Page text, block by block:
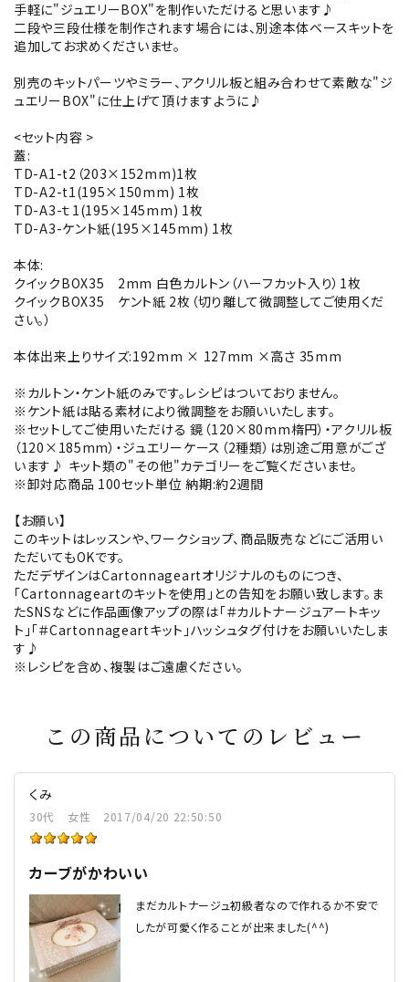
手軽に"ジュエリーBOX"を制作いただけると思います♪
二段や三段仕様を制作されます場合には、別途本体ベースキットを
追加してお求めくださいませ。
別売のキットパーツやミラー、アクリル板と組み合わせて素敵な"ジ
ュエリーBOX"に仕上げて頂けますように♪
<セット内容 >
蓋:
TD-A1-t2（203×152mm)1枚
TD-A2-t1(195×150mm) 1枚
TD-A3-ｔ1(195×145mm) 1枚
TD-A3-ケント紙(195×145mm) 1枚
本体:
クイックBOX35 2mm 白色カルトン（ハーフカット入り）1枚
クイックBOX35 ケント紙 2枚（切り離して微調整してご使用くだ
さい。）
本体出来上りサイズ:192mm × 127mm ×高さ 35mm
※カルトン・ケント紙のみです。レシピはついておりません。
※ケント紙は貼る素材により微調整をお願いいたします。
※セットしてご使用いただける 鏡（120×80mm楕円）・アクリル板
（120×185mm）・ジュエリーケース（2種類）は別途ご用意がござ
います♪ キット類の"その他"カテゴリーをご覧くださいませ。
※卸対応商品 100セット単位 納期:約2週間
【お願い】
このキットはレッスンや、ワークショップ、商品販売などにご活用い
ただいてもOKです。
ただデザインはCartonnageartオリジナルのものにつき、
「Cartonnageartのキットを使用」との告知をお願い致します。ま
たSNSなどに作品画像アップの際は「＃カルトナージュアートキッ
ト」「＃Cartonnageartキット」ハッシュタグ付けをお願いいたしま
す♪
※レシピを含め、複製はご遠慮ください。
この商品についてのレビュー
くみ
30代 女性 2017/04/20 22:50:50
カーブがかわいい
まだカルトナージュ初級者なので作れるか不安で
したが可愛く作ることが出来ました(^^)